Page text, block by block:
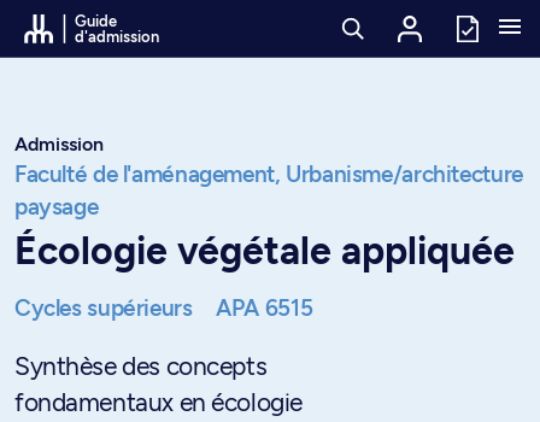
Passer au contenu
Guide
d'admission
Admission
Faculté de l'aménagement, Urbanisme/architecture
paysage
Écologie végétale appliquée
Cycles supérieurs APA 6515
Synthèse des concepts
fondamentaux en écologie